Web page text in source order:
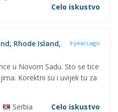
Celo iskustvo
Rhode Island,
9 years ago
u Novom Sadu. Sto se tice
Korektni su i uvijek tu za
Serbia Celo iskustvo